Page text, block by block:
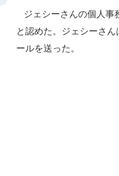
ジェシーさんの個人事
と認めた。ジェシーさ
ールを送った。